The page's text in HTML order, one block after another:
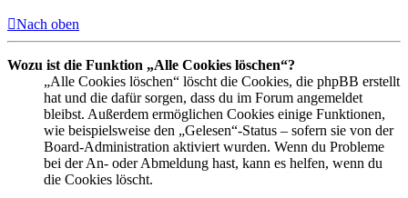
Nach oben
Wozu ist die Funktion „Alle Cookies löschen“?
„Alle Cookies löschen“ löscht die Cookies, die phpBB erstellt
hat und die dafür sorgen, dass du im Forum angemeldet
bleibst. Außerdem ermöglichen Cookies einige Funktionen,
wie beispielsweise den „Gelesen“-Status – sofern sie von der
Board-Administration aktiviert wurden. Wenn du Probleme
bei der An- oder Abmeldung hast, kann es helfen, wenn du
die Cookies löscht.